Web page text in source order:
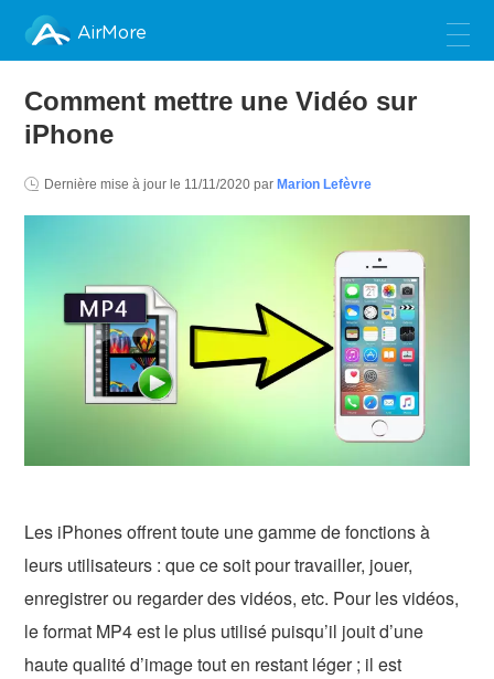
AirMore
Comment mettre une Vidéo sur
iPhone
Dernière mise à jour le 11/11/2020 par Marion Lefèvre
Les iPhones offrent toute une gamme de fonctions à
leurs utilisateurs : que ce soit pour travailler, jouer,
enregistrer ou regarder des vidéos, etc. Pour les vidéos,
le format MP4 est le plus utilisé puisqu’il jouit d’une
haute qualité d’image tout en restant léger ; il est